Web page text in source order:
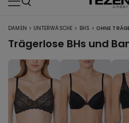
DAMEN > UNTERWÄSCHE > BHS > OHNE
Trägerlose BHs und